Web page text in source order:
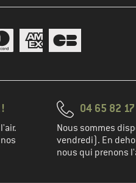
04 65 82
Nous sommes
vendredi). En
nous qui prenons